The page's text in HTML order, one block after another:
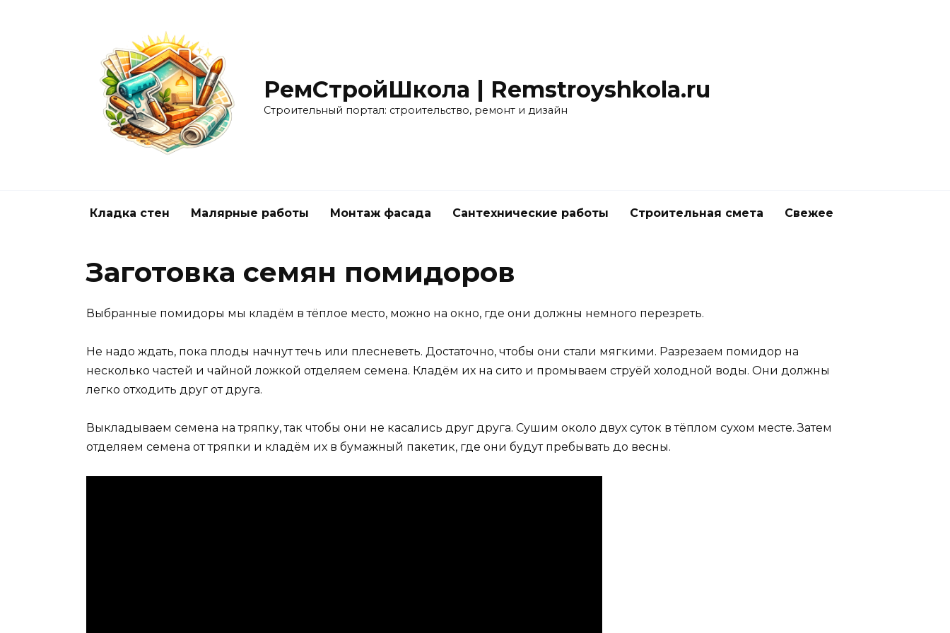
РемСтройШкола | Remstroyshkola.ru
Строительный портал: строительство, ремонт и дизайн
Кладка стен Малярные работы Монтаж фасада Сантехнические работы Строительная смета Свежее
Заготовка семян помидоров
Выбранные помидоры мы кладём в тёплое место, можно на окно, где они должны немного перезреть.
Не надо ждать, пока плоды начнут течь или плесневеть. Достаточно, чтобы они стали мягкими. Разрезаем помидор на
несколько частей и чайной ложкой отделяем семена. Кладём их на сито и промываем струёй холодной воды. Они должны
легко отходить друг от друга.
Выкладываем семена на тряпку, так чтобы они не касались друг друга. Сушим около двух суток в тёплом сухом месте. Затем
отделяем семена от тряпки и кладём их в бумажный пакетик, где они будут пребывать до весны.